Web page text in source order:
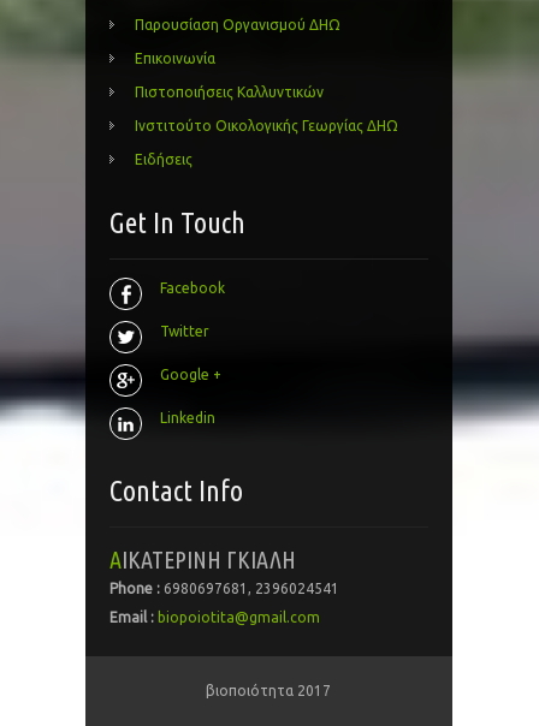
Παρουσίαση Οργανισμού ΔΗΩ
Επικοινωνία
Πιστοποιήσεις Καλλυντικών
Ινστιτούτο Οικολογικής Γεωργίας ΔΗΩ
Ειδήσεις
Get In Touch
Facebook
Twitter
Google +
Linkedin
Contact Info
ΑΙΚΑΤΕΡΙΝΗ ΓΚΙΑΛΗ
Phone : 6980697681, 2396024541
Email : biopoiotita@gmail.com
βιοποιότητα 2017